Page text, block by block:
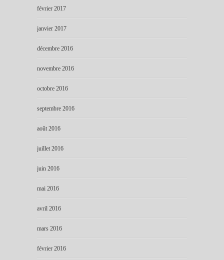
février 2017
janvier 2017
décembre 2016
novembre 2016
octobre 2016
septembre 2016
août 2016
juillet 2016
juin 2016
mai 2016
avril 2016
mars 2016
février 2016